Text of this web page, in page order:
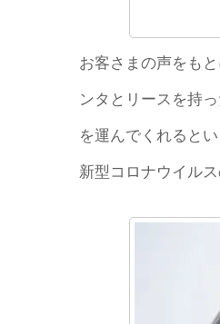
お客さまの声をも
ンタとリースを持
を運んでくれると
新型コロナウイル